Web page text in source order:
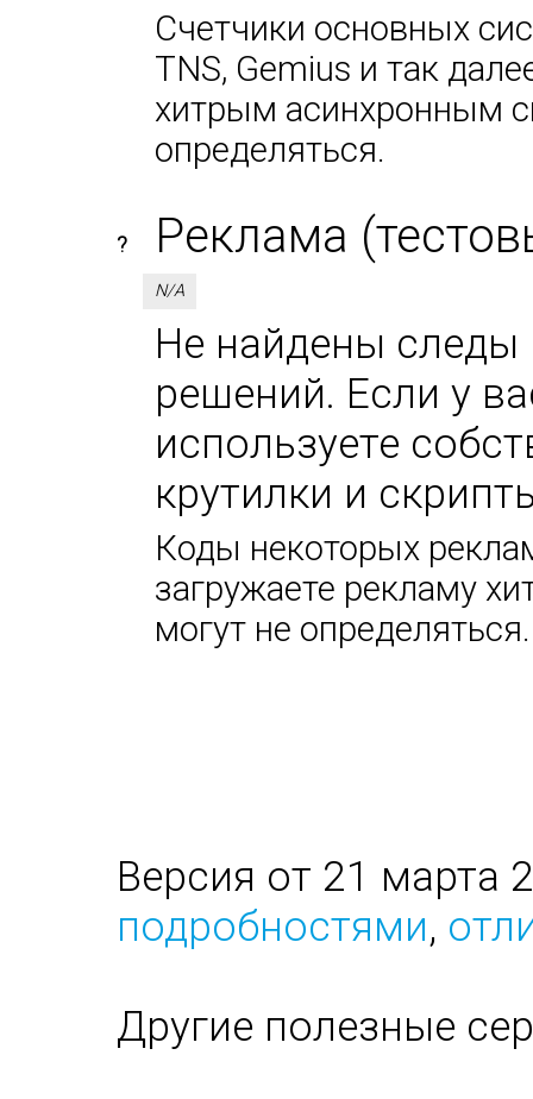
Счетчики основных
TNS, Gemius и так
хитрым асинхронным
определяться.
? Реклама
N/A
Не найдены следы
решений. Если у
используете
крутилки и
Коды некоторых
загружаете рекламу
могут не определяться.
Версия от 21 марта
подробностями,
Другие полезные